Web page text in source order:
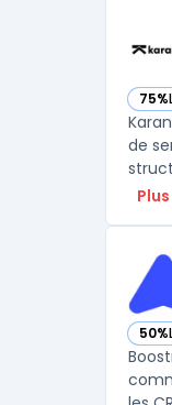
75%
—
de
50%
—